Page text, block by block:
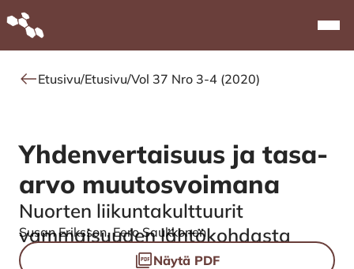
Alkuun
Etusivu/Etusivu/Vol 37 Nro 3-4 (2020)
Yhdenvertaisuus ja tasa-
arvo muutosvoimana
Nuorten liikuntakulttuurit
vammaisuuden lähtökohdasta
Authors
Susan Eriksson, Eero Saukkonen
Tiedostot
Näytä PDF